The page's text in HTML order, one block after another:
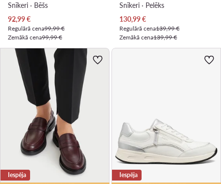
Snīkeri · Bēšs
Pašreizējā cena
92,99€
Regulārā cena99,99 €
Zemākā cena99,99 €
Snīkeri · Pelēks
Pašreizējā cena
130,99€
Regulārā cena139,99 €
Zemākā cena139,99 €
Iespēja Iespēja